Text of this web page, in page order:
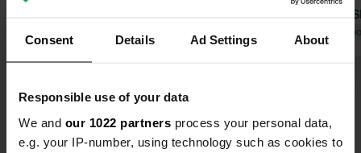
Consent Details Ad Settings About
Responsible use of your data
We and our 1022 partners process your personal data,
e.g. your IP-number, using technology such as cookies to
manque de sièges de toilettes.
courriel et SMS. Nous
aucune
Traduit par
Es-tu déjà venu ici ?